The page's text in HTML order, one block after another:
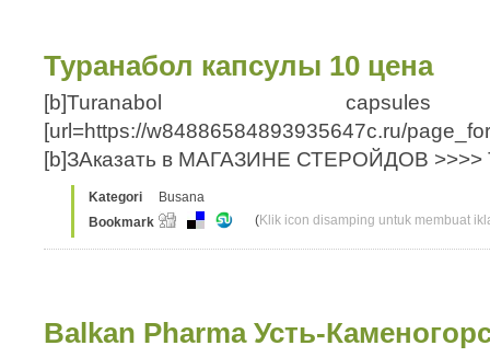
Туранабол капсулы 10 цена
[b]Turanabol capsules
[url=https://w84886584893935647c.ru/
[b]ЗАказать в МАГАЗИНЕ СТЕРОЙДОВ >>>>
Kategori
Busana
Bookmark
(Klik icon disamping untuk membuat
Balkan Pharma Усть-